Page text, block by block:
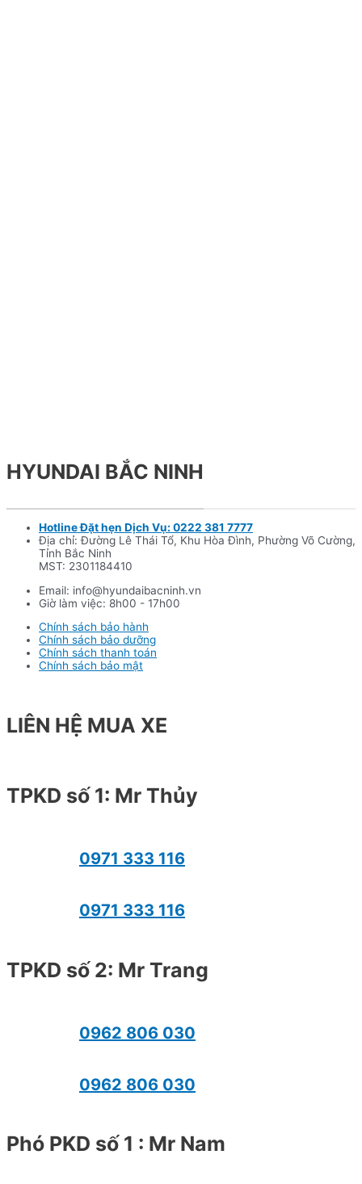
HYUNDAI BẮC NINH
Hotline Đặt hẹn Dịch Vụ: 0222 381 7777
Địa chỉ: Đường Lê Thái Tổ, Khu Hòa Đình, Phường Võ Cường,
Tỉnh Bắc Ninh
MST: 2301184410
Email: info@hyundaibacninh.vn
Giờ làm việc: 8h00 - 17h00
Chính sách bảo hành
Chính sách bảo dưỡng
Chính sách thanh toán
Chính sách bảo mật
LIÊN HỆ MUA XE
TPKD số 1: Mr Thủy
0971 333 116
0971 333 116
TPKD số 2: Mr Trang
0962 806 030
0962 806 030
Phó PKD số 1 : Mr Nam